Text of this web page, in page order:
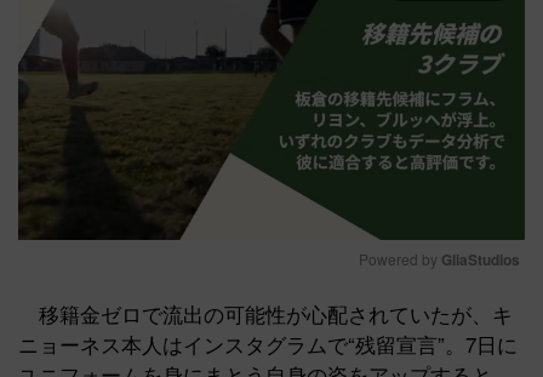
Mute
Powered by GliaStudios
移籍金ゼロで流出の可能性が心配されていたが、キ
ニョーネス本人はインスタグラムで“残留宣言”。7日に